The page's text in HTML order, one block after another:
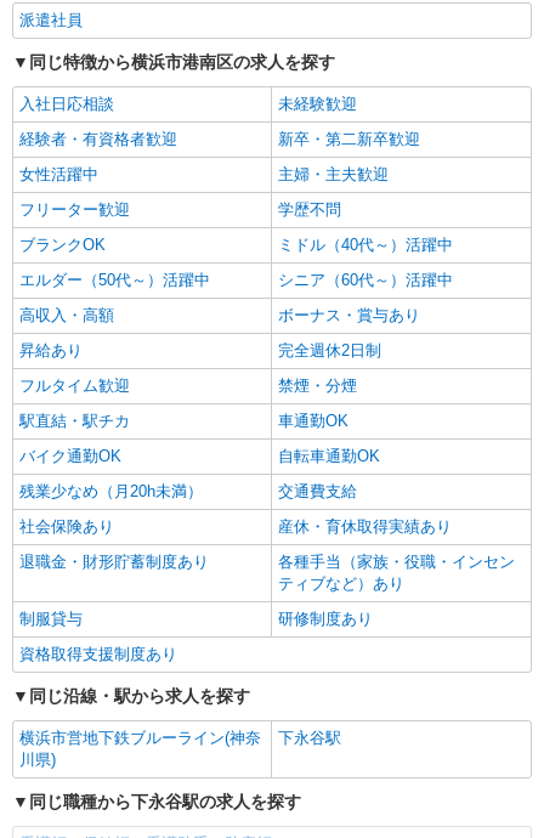
方を★看護助手♪
時給1600円〜2250円 ＜日払い有/週払い有/交
通費全支給(ガソリン代含む)＞
港南区港南台＊自転車通勤可
詳細を見る
派遣社員
株式会社kotrio /●YK-H-2067811
＜港南台駅＞元気も、プライベートも諦めない
＊週3〜OK/看護助手
時給1600円〜2250円 ＜日払い有/週払い有/交
通費全支給(ガソリン代含む)＞
港南区港南台＊自転車通勤可
キープ 詳細を見る
派遣社員
株式会社kotrio /●YK-H-2100872
＜高時給＞下永谷駅近くの病院で安定した働き
方を★看護助手♪
時給1600円〜2250円 ＜日払い有/週払い有/交
通費全支給(ガソリン代含む)＞
職業紹介
株式会社kotrio /●YK-S-2097443
派遣社員
同じ特徴から横浜市港南区の求人を探す
入社日応相談
未経験歓迎
経験者・有資格者歓迎
新卒・第二新卒歓迎
女性活躍中
主婦・主夫歓迎
フリーター歓迎
学歴不問
ブランクOK
ミドル（40代～）活躍中
エルダー（50代～）活躍中
シニア（60代～）活躍中
高収入・高額
ボーナス・賞与あり
昇給あり
完全週休2日制
フルタイム歓迎
禁煙・分煙
駅直結・駅チカ
車通勤OK
バイク通勤OK
自転車通勤OK
残業少なめ（月20h未満）
交通費支給
社会保険あり
産休・育休取得実績あり
退職金・財形貯蓄制度あり
各種手当（家族・役職・インセン
ティブなど）あり
制服貸与
研修制度あり
資格取得支援制度あり
同じ沿線・駅から求人を探す
横浜市営地下鉄ブルーライン(神奈
川県)
下永谷駅
同じ職種から下永谷駅の求人を探す